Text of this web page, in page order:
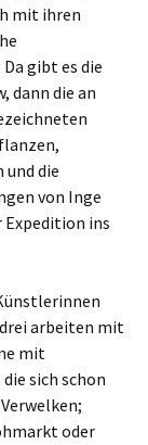
mit ihren
gibt es die
dann die an
die
von Inge
ins
arbeiten mit
mit
sich schon
oder